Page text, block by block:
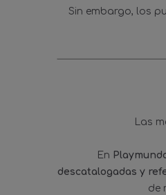
Sin embargo, los
Las
En
descatalogadas y
de